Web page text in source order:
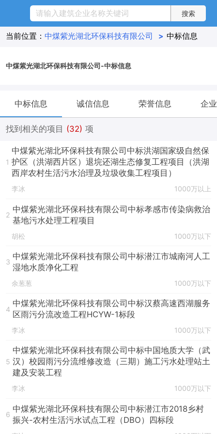
当前位置： 中煤紫光湖北环保科技有限公司 > 中标信息
中煤紫光湖北环保科技有限公司-中标信息
中标信息 诚信信息 荣誉信息 企
找到相关的项目 (32) 项
1
中煤紫光湖北环保科技有限公司中标洪湖国家级自然保
护区（洪湖西片区）退垸还湖生态修复工程项目（洪湖
西岸农村生活污水治理及垃圾收集工程项目）
李冰 1000万以上
2
中煤紫光湖北环保科技有限公司中标孝感市传染病救治
基地污水处理工程项目
胡松 1000万以下
3
中煤紫光湖北环保科技有限公司中标潜江市城南河人工
湿地水质净化工程
余葱葱 1000万以下
4
中煤紫光湖北环保科技有限公司中标汉蔡高速西湖服务
区雨污分流改造工程HCYW-1标段
李冰 1000万以下
5
中煤紫光湖北环保科技有限公司中标中国地质大学（武
汉）校园雨污分流维修改造（三期）施工污水处理站土
建及安装工程
李冰 1000万以下
6
中煤紫光湖北环保科技有限公司中标潜江市2018乡村
振兴-农村生活污水试点工程（DBO）四标段